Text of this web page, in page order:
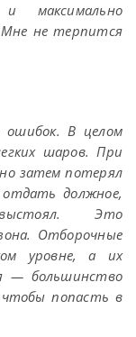
максимально
не терпится
ошибок. В целом
шаров. При
затем потерял
должное,
Это
Отборочные
уровне, а их
— большинство
попасть в